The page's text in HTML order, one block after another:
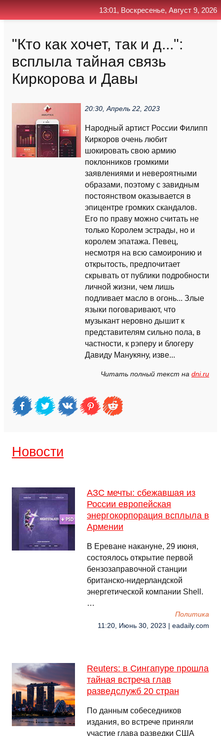
"Кто как хочет, так и д...":
всплыла тайная связь
Киркорова и Давы
20:30, Апрель 22, 2023
Народный артист России Филипп
Киркоров очень любит
шокировать свою армию
поклонников громкими
заявлениями и невероятными
образами, поэтому с завидным
постоянством оказывается в
эпицентре громких скандалов.
Его по праву можно считать не
только Королем эстрады, но и
королем эпатажа. Певец,
несмотря на всю самоиронию и
открытость, предпочитает
скрывать от публики подробности
личной жизни, чем лишь
подливает масло в огонь... Злые
языки поговаривают, что
музыкант неровно дышит к
представителям сильно пола, в
частности, к рэперу и блогеру
Давиду Манукяну, изве...
Читать полный текст на dni.ru
Новости
АЗС мечты: сбежавшая из
России европейская
энергокорпорация всплыла в
Армении
В Ереване накануне, 29 июня,
состоялось открытие первой
бензозаправочной станции
британско-нидерландской
энергетической компании Shell.
…
Политика
11:20, Июнь 30, 2023 | eadaily.com
Reuters: в Сингапуре прошла
тайная встреча глав
разведслужб 20 стран
По данным собеседников
издания, во встрече приняли
участие глава разведки США
13:01, Воскресенье, Август 9, 2026